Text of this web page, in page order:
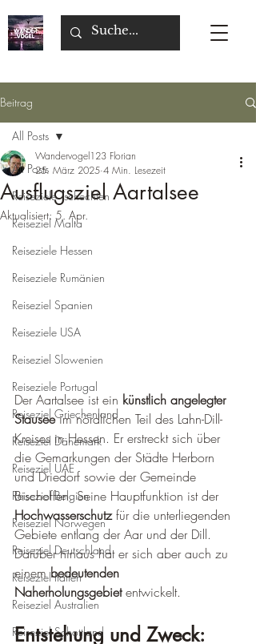
Beitrag
All Posts
Reiseziele Tschechien
Reiseziel Malta
Reiseziele Hessen
Reiseziele Rumänien
Reiseziel Spanien
Reiseziele USA
Reiseziel Slowenien
Reiseziele Portugal
Reiseziel Griechenland
Reiseziel Dänemark
Reiseziel UAE
Reiseziel Belgien
Reiseziel Norwegen
Reiseziel Deutschland
Reiseziel Italien
Reiseziel Australien
Reiseziel Schottland
All Posts
Ausflugsziel Aartalsee
Wandervogel123 Florian
25. März 2025 4 Min. Lesezeit
Aktualisiert: 5. Apr.
Der Aartalsee ist ein künstlich angelegter
Stausee im nördlichen Teil des Lahn-Dill-
Kreises in Hessen. Er erstreckt sich über
die Gemarkungen der Städte Herborn
und Driedorf sowie der Gemeinde
Bischoffen. Seine Hauptfunktion ist der
Hochwasserschutz für die unterliegenden
Gebiete entlang der Aar und der Dill.
Darüber hinaus hat er sich aber auch zu
einem bedeutenden
Naherholungsgebiet entwickelt.
Entstehung und Zweck: